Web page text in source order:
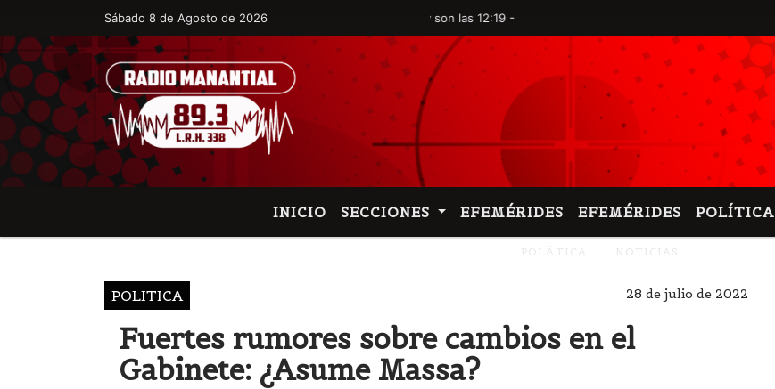
Sábado 8 de Agosto de 2026
Hoy es Sábado 8 de Agosto de 2026 y son las 12:19 -
INICIO SECCIONES EFEMÉRIDES EFEMÉRIDES POLÍTICA
POLITICA 28 de julio de 2022
Fuertes rumores sobre cambios en el
Gabinete: ¿Asume Massa?